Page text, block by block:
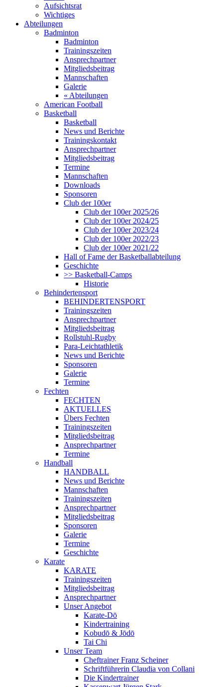
Aufsichtsrat
Wichtiges
Abteilungen
Badminton
Badminton
Trainingszeiten
Ansprechpartner
Mitgliedsbeitrag
Mannschaften
Galerie
« Abteilungen
American Football
Basketball
Basketball
News und Berichte
Trainingskontakt
Ansprechpartner
Mitgliedsbeitrag
Termine
Mannschaften
Downloads
Sponsoren
Club der 100er
Club der 100er 2025/26
Club der 100er 2024/25
Club der 100er 2023/24
Club der 100er 2022/23
Club der 100er 2021/22
Hall of Fame der Basketballabteilung
Geschichte
>> Basketball-Camps
Historie
Behindertensport
BEHINDERTENSPORT
Trainingszeiten
Ansprechpartner
Mitgliedsbeitrag
Rollstuhl-Rugby
Para-Leichtathletik
News und Berichte
Sponsoren
Galerie
Termine
Fechten
FECHTEN
AKTUELLES
Übers Fechten
Trainingszeiten
Mitgliedsbeitrag
Ansprechpartner
Termine
Handball
HANDBALL
News und Berichte
Mannschaften
Trainingszeiten
Ansprechpartner
Mitgliedsbeitrag
Sponsoren
Galerie
Termine
Geschichte
Karate
KARATE
Trainingszeiten
Mitgliedsbeitrag
Ansprechpartner
Unser Angebot
Karate-Dō
Kindertraining
Kobudō & Jōdō
Tai Chi
Unser Team
Cheftrainer Franz Scheiner
Schriftführerin Claudia von Collani
Die Kindertrainer